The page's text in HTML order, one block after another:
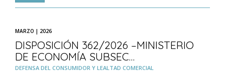
MARZO | 2026
DISPOSICIÓN 362/2026 –MINISTERIO
DE ECONOMÍA SUBSEC…
DEFENSA DEL CONSUMIDOR Y LEALTAD COMERCIAL